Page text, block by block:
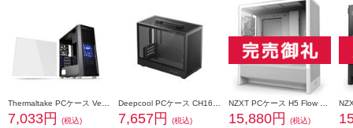
Thermaltake PCケース Versa H26 Black /w casefan CA-1J5-00M1WN-01
7,033円
(税込)
Deepcool PCケース CH160 PLUS R-CH160-BKNGM0-G
7,657円 (税込)
NZXT PCケース H5 Flow v2 White CC-H52FW-01
15,880円 (税込)